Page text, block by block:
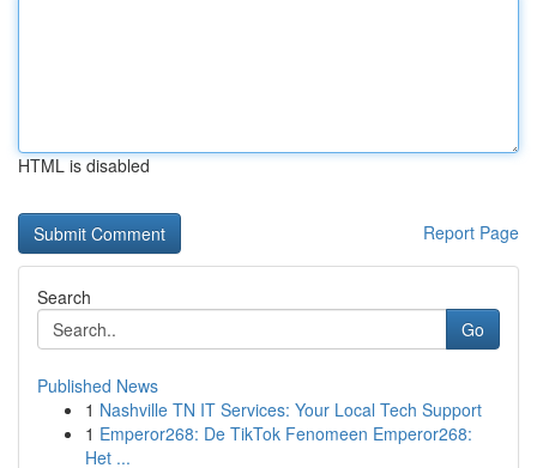
HTML is disabled
Report Page
Search
Go
Published News
1 Nashville TN IT Services: Your Local Tech Support
1 Emperor268: De TikTok Fenomeen Emperor268:
Het ...